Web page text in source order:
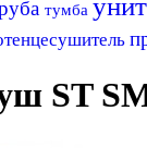
тумба
ST